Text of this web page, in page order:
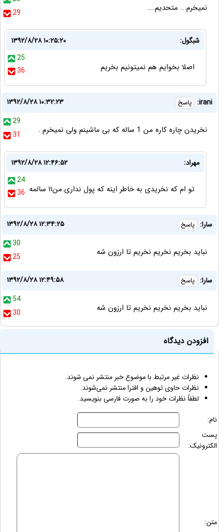
29
نميخرم... متحديم....
شبگول:
۱۳۹۲/۸/۲۸ ۱۰:۲۵:۲۰
25
36
اصلا بخوایم هم نمیتونیم بخریم
irani: پاسخ
۱۳۹۲/۸/۲۸ ۱۰:۳۲:۲۳
29
31
نخریدن چاره کاره من 1 ساله که بی ماشينم ولی نمیخرم .
مهراد:
۱۳۹۲/۸/۲۸ ۱۲:۴۶:۵۲
24
36
تو ام كه نخريدى به خاطر اينه كه پول ندارى.من١١ سالمه
سارا: پاسخ
۱۳۹۲/۸/۲۸ ۱۲:۳۴:۲۵
30
25
نبايد بخريم نخريم نخريم تا ارزون شه
سارا: پاسخ
۱۳۹۲/۸/۲۸ ۱۲:۴۹:۵۸
54
30
نبايد بخريم نخريم نخريم تا ارزون شه
افزودن دیدگاه
نظرات غیر مرتبط با موضوع خبر منتشر نمی شوند.
نظرات حاوی توهین و افترا منتشر نمی‌شوند.
لطفاً نظرات خود را به صورت فارسی بنویسید.
نام:
پست
الکترونیک:
متن: